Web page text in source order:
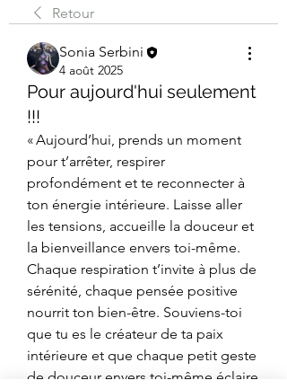
Retour
Sonia Serbini
4 août 2025
Pour aujourd'hui seulement
!!!
« Aujourd’hui, prends un moment
pour t’arrêter, respirer
profondément et te reconnecter à
ton énergie intérieure. Laisse aller
les tensions, accueille la douceur et
la bienveillance envers toi-même.
Chaque respiration t’invite à plus de
sérénité, chaque pensée positive
nourrit ton bien-être. Souviens-toi
que tu es le créateur de ta paix
intérieure et que chaque petit geste
de douceur envers toi-même éclaire